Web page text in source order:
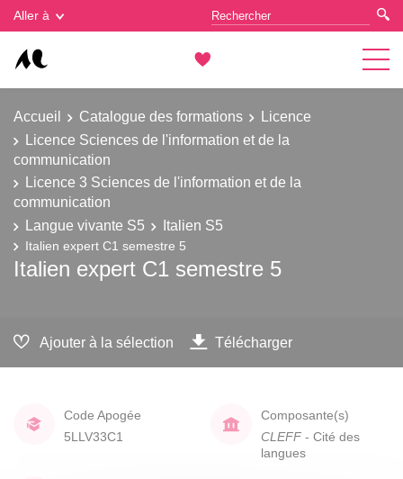
Aller à
Accueil Catalogue des formations
Licence
Licence Sciences de l'information et de la
communication
Licence 3 Sciences de l'information et de la
communication
Langue vivante S5
Italien S5
Italien expert C1 semestre 5
Italien expert C1 semestre 5
Ajouter à la sélection Télécharger
Code Apogée
5LLV33C1
Composante(s)
CLEFF - Cité des
langues
Gestion des cookies